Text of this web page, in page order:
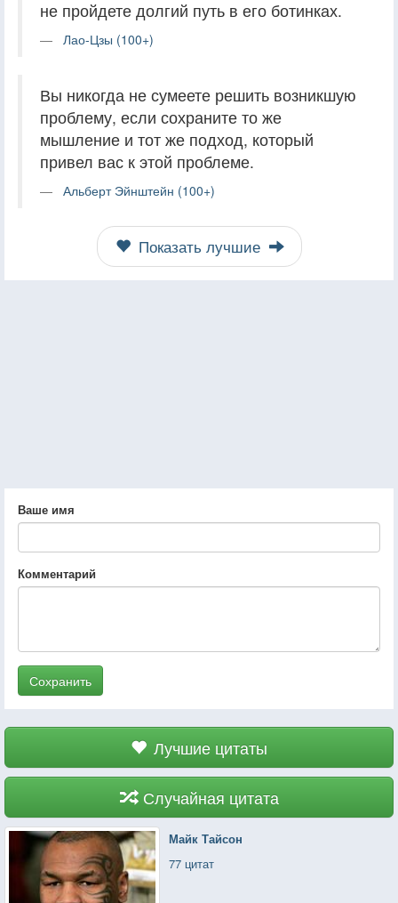
не пройдете долгий путь в его ботинках.
Лао-Цзы (100+)
Вы никогда не сумеете решить возникшую
проблему, если сохраните то же
мышление и тот же подход, который
привел вас к этой проблеме.
Альберт Эйнштейн (100+)
Показать лучшие
Ваше имя
Комментарий
Сохранить
Лучшие цитаты
Случайная цитата
Майк Тайсон
77 цитат